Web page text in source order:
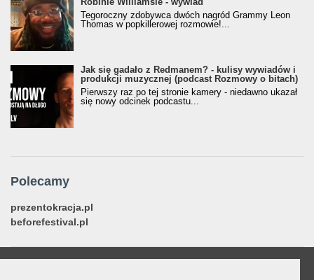
Tegoroczny zdobywca dwóch nagród Grammy Leon
Thomas w popkillerowej rozmowie!...
Jak się gadało z Redmanem? - kulisy wywiadów i
produkcji muzycznej (podcast Rozmowy o bitach)
Pierwszy raz po tej stronie kamery - niedawno ukazał
się nowy odcinek podcastu...
Polecamy
prezentokracja.pl
beforefestival.pl